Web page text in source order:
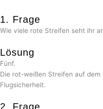
1. Frage
Wie viele rote Streifen seht ihr
Lösung
Fünf.
Die rot-weißen Streifen auf
Flugsicherheit.
2. Frage